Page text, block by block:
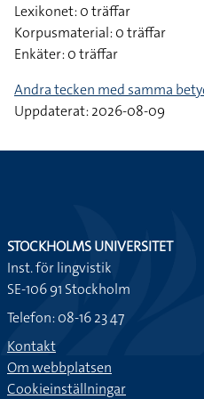
Lexikonet: 0 träffar
Korpusmaterial: 0 träffar
Enkäter: 0 träffar
Andra tecken med samma
Uppdaterat: 2026-08-09
STOCKHOLMS UNIVERSITET
Inst. för lingvistik
SE-106 91 Stockholm
Telefon: 08-16 23 47
Kontakt
Om webbplatsen
Cookieinställningar